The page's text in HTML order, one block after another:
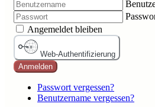
Angemeldet bleiben
Web-Authentifizierung
Anmelden
Passwort vergessen?
Benutzername vergessen?